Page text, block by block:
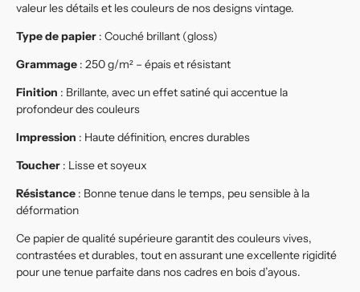
valeur les détails et les couleurs de nos designs vintage.
Type de papier : Couché brillant (gloss)
Grammage : 250 g/m² – épais et résistant
Finition : Brillante, avec un effet satiné qui accentue la
profondeur des couleurs
Impression : Haute définition, encres durables
Toucher : Lisse et soyeux
Résistance : Bonne tenue dans le temps, peu sensible à la
déformation
Ce papier de qualité supérieure garantit des couleurs vives,
contrastées et durables, tout en assurant une excellente rigidité
pour une tenue parfaite dans nos cadres en bois d’ayous.